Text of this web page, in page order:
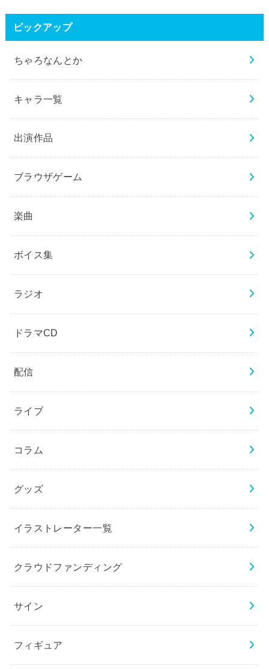
ピックアップ
ちゃろなんとか
キャラ一覧
出演作品
ブラウザゲーム
楽曲
ボイス集
ラジオ
ドラマCD
配信
ライブ
コラム
グッズ
イラストレーター一覧
クラウドファンディング
サイン
フィギュア